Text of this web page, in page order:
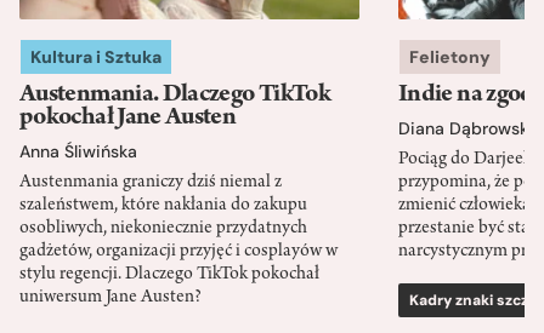
Kultura i Sztuka
Austenmania. Dlaczego TikTok
pokochał Jane Austen
Anna Śliwińska
Austenmania graniczy dziś niemal z
szaleństwem, które nakłania do zakupu
osobliwych, niekoniecznie przydatnych
gadżetów, organizacji przyjęć i cosplayów w
stylu regencji. Dlaczego TikTok pokochał
uniwersum Jane Austen?
Felietony
Indie na
Diana Dąbrowska
Pociąg do
przypomina, że
zmienić człowieka
przestanie być
narcystycznym
Kadry znaki